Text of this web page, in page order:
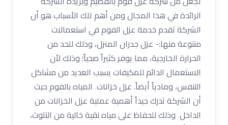
الرائدة في هذا المجال ومن أهم تلك الأسباب هو أن
الشركة تقدم خدمة عزل الفوم في استعمالات
متنوعة منها:- عزل جدران المنزل، وذلك للحد من
الحرارة الخارجية، مما يوفر كثيراً صحياً؛ وذلك لأن
الاستعمال الدائم للمكيفات يسبب العديد من مشاكل
التنفس، ومادياً أيضاً. عزل خزانات المياه بالفوم حيث
أن الشركة تدرك جيداً أهمية عملية عزل الخزانات من
الداخل وذلك للحفاظ على مياه نقية خالية من التلوث،